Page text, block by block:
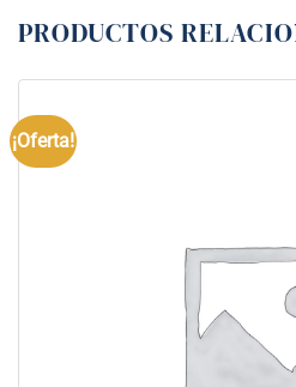
PRODUCTOS
¡Oferta!